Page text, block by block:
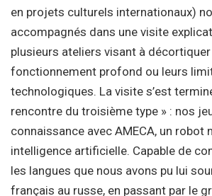
en projets culturels internationaux)
accompagnés dans une visite
plusieurs ateliers visant à
fonctionnement profond ou leurs
technologiques. La visite s’est
rencontre du troisième type » : nos
connaissance avec AMECA, un robot
intelligence artificielle. Capable de
les langues que nous avons pu lui
français au russe, en passant par le